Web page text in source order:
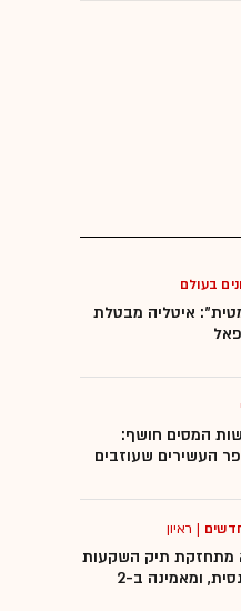
בעולם
איטליה מבטלת
המסים חושף:
העשירים שעוזבים
| ראיון
26 היא מתחזקת תיק השקעות
וקריירה פיננסית, ומאמינה ב-2